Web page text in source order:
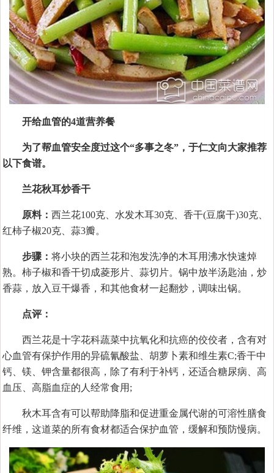
开给血管的4道营养餐
为了帮血管安全度过这个“多事之冬”，于仁文向大家推荐
以下食谱。
兰花秋耳炒香干
原料： 西兰花100克、水发木耳30克、香干(豆腐干)30克、
红柿子椒20克、蒜3瓣。
步骤： 将小块的西兰花和泡发洗净的木耳用沸水快速焯
熟。柿子椒和香干切成菱形片、蒜切片。锅中放半汤匙油，炒
香蒜，放入豆干爆香，和其他食材一起翻炒，调味出锅。
点评：
西兰花是十字花科蔬菜中抗氧化和抗癌的佼佼者，含有对
心血管有保护作用的异硫氰酸盐、胡萝卜素和维生素C;香干中
钙、镁、钾含量都很高，除了有利于补钙，还适合糖尿病、高
血压、高脂血症的人经常食用;
秋木耳含有可以帮助降脂和促进重金属代谢的可溶性膳食
纤维，这道菜的所有食材都适合保护血管，缓解和预防慢病。